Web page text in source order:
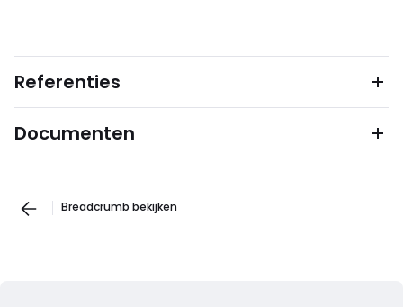
Referenties
Documenten
Breadcrumb bekijken